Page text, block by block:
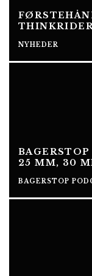
NYHEDER
25 MM, 30
BAGERSTOP